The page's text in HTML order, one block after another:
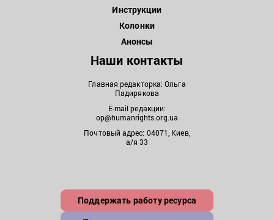
Инструкции
Колонки
Анонсы
Наши контакты
Главная редакторка: Ольга
Падирякова
E-mail редакции:
op@humanrights.org.ua
Почтовый адрес: 04071, Киев,
а/я 33
Поддержать работу ресурса